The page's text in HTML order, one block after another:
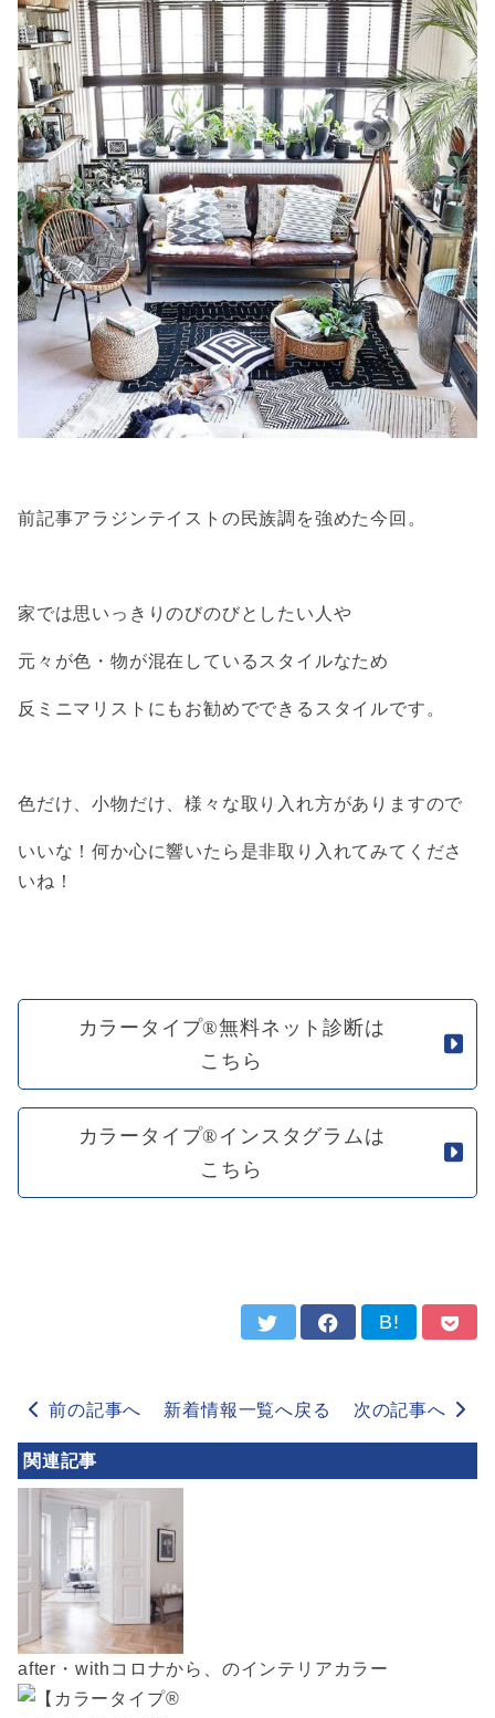
前記事アラジンテイストの民族調を強めた今回。
家では思いっきりのびのびとしたい人や
元々が色・物が混在しているスタイルなため
反ミニマリストにもお勧めでできるスタイルです。
色だけ、小物だけ、様々な取り入れ方がありますので
いいな！何か心に響いたら是非取り入れてみてくださ
いね！
カラータイプ®無料ネット診断は
こちら
カラータイプ®インスタグラムは
こちら
B!
前の記事へ 新着情報一覧へ戻る 次の記事へ
関連記事
after・withコロナから、のインテリアカラー